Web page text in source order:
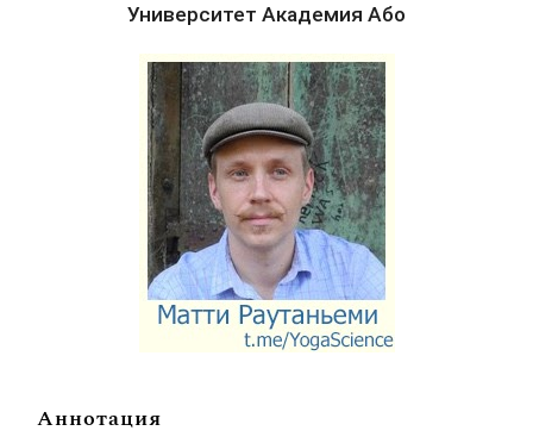
Университет Академия Або
Аннотация